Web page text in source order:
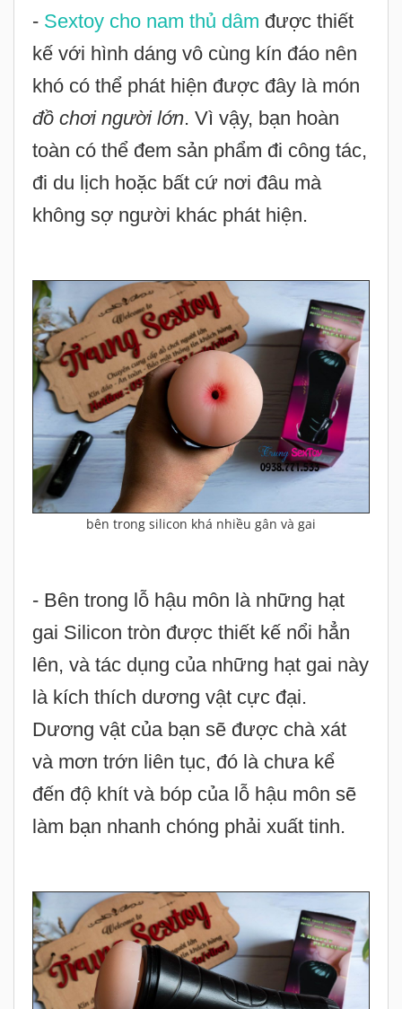
- Sextoy cho nam thủ dâm được thiết
kế với hình dáng vô cùng kín đáo nên
khó có thể phát hiện được đây là món
đồ chơi người lớn. Vì vậy, bạn hoàn
toàn có thể đem sản phẩm đi công tác,
đi du lịch hoặc bất cứ nơi đâu mà
không sợ người khác phát hiện.
bên trong silicon khá nhiều gân và gai
- Bên trong lỗ hậu môn là những hạt
gai Silicon tròn được thiết kế nổi hẳn
lên, và tác dụng của những hạt gai này
là kích thích dương vật cực đại.
Dương vật của bạn sẽ được chà xát
và mơn trớn liên tục, đó là chưa kể
đến độ khít và bóp của lỗ hậu môn sẽ
làm bạn nhanh chóng phải xuất tinh.